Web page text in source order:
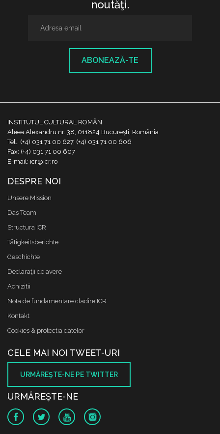
noutăţi.
ABONEAZĂ-TE
INSTITUTUL CULTURAL ROMÂN
Aleea Alexandru nr. 38, 011824 București, România
Tel.: (+4) 031 71 00 627, (+4) 031 71 00 606
Fax: (+4) 031 71 00 607
E-mail: icr@icr.ro
DESPRE NOI
Unsere Mission
Das Team
Structura ICR
Tätigkeitsberichte
Geschichte
Declaraţii de avere
Achizitii
Nota de fundamentare cladire ICR
Kontakt
Cookies & protectia datelor
CELE MAI NOI TWEET-URI
URMĂREŞTE-NE PE TWITTER
URMĂREŞTE-NE